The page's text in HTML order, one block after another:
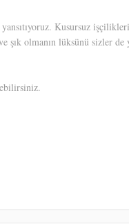
Kusursuz
olmanın lüksünü sizler de